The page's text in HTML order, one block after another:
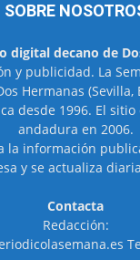
SOBRE
digital decano de
y publicidad. La
Hermanas (Sevilla,
desde 1996. El
andadura en 2006.
la información
y se actualiza
Contacta
Redacción: